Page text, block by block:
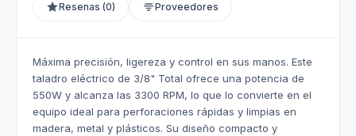
Resenas (0) Proveedores
Máxima precisión, ligereza y control en sus manos. Este
taladro eléctrico de 3/8" Total ofrece una potencia de
550W y alcanza las 3300 RPM, lo que lo convierte en el
equipo ideal para perforaciones rápidas y limpias en
madera, metal y plásticos. Su diseño compacto y